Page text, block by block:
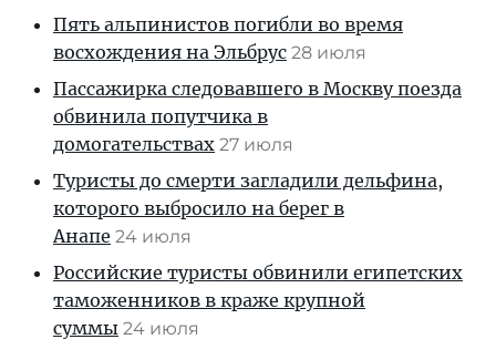
Пять альпинистов погибли во время
восхождения на Эльбрус 28 июля
Пассажирка следовавшего в Москву поезда
обвинила попутчика в
домогательствах 27 июля
Туристы до смерти загладили дельфина,
которого выбросило на берег в
Анапе 24 июля
Российские туристы обвинили египетских
таможенников в краже крупной
суммы 24 июля